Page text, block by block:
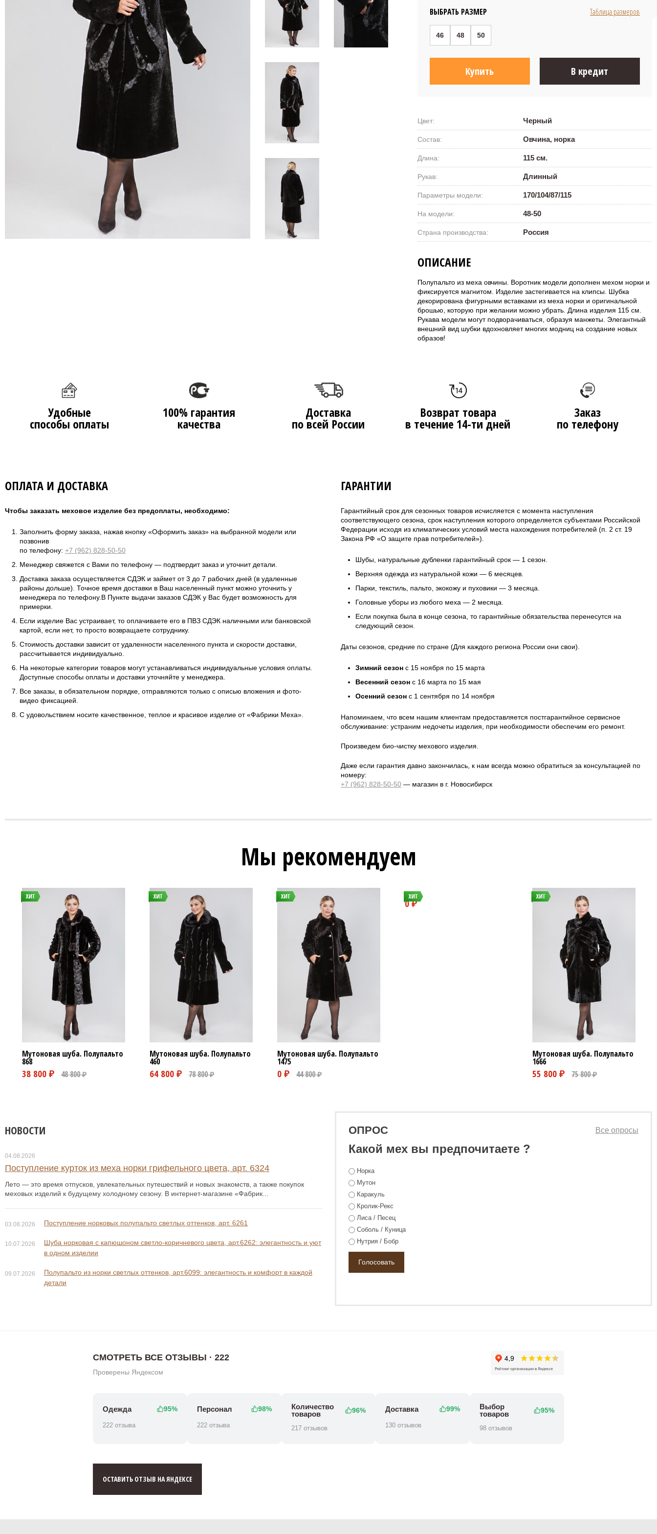
ВЫБРАТЬ РАЗМЕР Таблица размеров
46 48 50
Купить В кредит
Цвет: Черный
Состав: Овчина, норка
Длина: 115 см.
Рукав: Длинный
Параметры модели: 170/104/87/115
На модели: 48-50
Страна производства: Россия
ОПИСАНИЕ
Полупальто из меха овчины. Воротник модели дополнен мехом норки и
фиксируется магнитом. Изделие застегивается на клипсы. Шубка
декорирована фигурными вставками из меха норки и оригинальной
брошью, которую при желании можно убрать. Длина изделия 115 см.
Рукава модели могут подворачиваться, образуя манжеты. Элегантный
внешний вид шубки вдохновляет многих модниц на создание новых
образов!
Удобные
способы оплаты
100% гарантия
качества
Доставка
по всей России
Возврат товара
в течение 14-ти дней
Заказ
по телефону
ОПЛАТА И ДОСТАВКА
Чтобы заказать меховое изделие без предоплаты, необходимо:
Заполнить форму заказа, нажав кнопку «Оформить заказ» на выбранной модели или
позвонив
по телефону: +7 (962) 828-50-50
Менеджер свяжется с Вами по телефону — подтвердит заказ и уточнит детали.
Доставка заказа осуществляется СДЭК и займет от 3 до 7 рабочих дней (в удаленные
районы дольше). Точное время доставки в Ваш населенный пункт можно уточнить у
менеджера по телефону.В Пункте выдачи заказов СДЭК у Вас будет возможность для
примерки.
Если изделие Вас устраивает, то оплачиваете его в ПВЗ СДЭК наличными или банковской
картой, если нет, то просто возвращаете сотруднику.
Стоимость доставки зависит от удаленности населенного пункта и скорости доставки,
рассчитывается индивидуально.
На некоторые категории товаров могут устанавливаться индивидуальные условия оплаты.
Доступные способы оплаты и доставки уточняйте у менеджера.
Все заказы, в обязательном порядке, отправляются только с описью вложения и фото-
видео фиксацией.
С удовольствием носите качественное, теплое и красивое изделие от «Фабрики Меха».
ГАРАНТИИ
Гарантийный срок для сезонных товаров исчисляется с момента наступления
соответствующего сезона, срок наступления которого определяется субъектами Российской
Федерации исходя из климатических условий места нахождения потребителей (п. 2 ст. 19
Закона РФ «О защите прав потребителей»).
Шубы, натуральные дубленки гарантийный срок — 1 сезон.
Верхняя одежда из натуральной кожи — 6 месяцев.
Парки, текстиль, пальто, экокожу и пуховики — 3 месяца.
Головные уборы из любого меха — 2 месяца.
Если покупка была в конце сезона, то гарантийные обязательства перенесутся на
следующий сезон.
Даты сезонов, средние по стране (Для каждого региона России они свои).
Зимний сезон с 15 ноября по 15 марта
Весенний сезон с 16 марта по 15 мая
Осенний сезон с 1 сентября по 14 ноября
Напоминаем, что всем нашим клиентам предоставляется постгарантийное сервисное
обслуживание: устраним недочеты изделия, при необходимости обеспечим его ремонт.
Произведем био-чистку мехового изделия.
Даже если гарантия давно закончилась, к нам всегда можно обратиться за консультацией по
номеру:
+7 (962) 828-50-50 — магазин в г. Новосибирск
Мы рекомендуем
Мутоновая шуба. Полупальто
868
Мутоновая шуба. Полупальто
460
Мутоновая шуба. Полупальто
1475
Мутоновая шуба. Полупальто
1666
НОВОСТИ
04.08.2026
Поступление курток из меха норки грифельного цвета, арт. 6324
Лето — это время отпусков, увлекательных путешествий и новых знакомств, а также покупок
меховых изделий к будущему холодному сезону. В интернет-магазине «Фабрик...
03.08.2026 Поступление норковых полупальто светлых оттенков, арт. 6261
10.07.2026
Шуба норковая с капюшоном светло-коричневого цвета, арт.6262: элегантность и уют
в одном изделии
09.07.2026
Полупальто из норки светлых оттенков, арт.6099: элегантность и комфорт в каждой
детали
ОПРОС
Какой мех вы предпочитаете ?
Все опросы
Норка
Мутон
Каракуль
Кролик-Рекс
Лиса / Песец
Соболь / Куница
Нутрия / Бобр
СМОТРЕТЬ ВСЕ ОТЗЫВЫ · 222
Проверены Яндексом
Одежда 95%
222 отзыва
Персонал 98%
222 отзыва
Количество
товаров
96%
217 отзывов
Доставка 99%
130 отзывов
Выбор
товаров
95%
98 отзывов
ОСТАВИТЬ ОТЗЫВ НА ЯНДЕКСЕ